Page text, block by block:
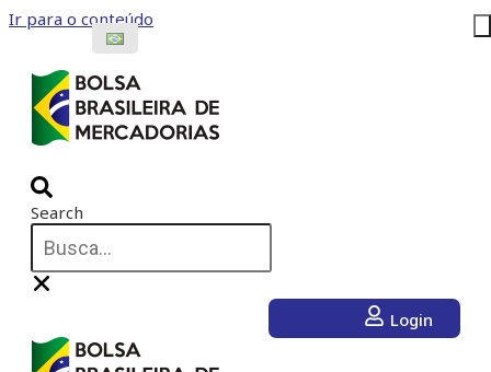
Ir para o conteúdo
Search
Login